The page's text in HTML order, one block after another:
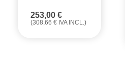
253,00 €
(308,66 € IVA INCL.)